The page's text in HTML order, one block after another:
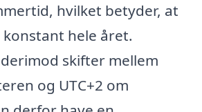
hvilket betyder, at
hele året.
skifter mellem
og UTC+2 om